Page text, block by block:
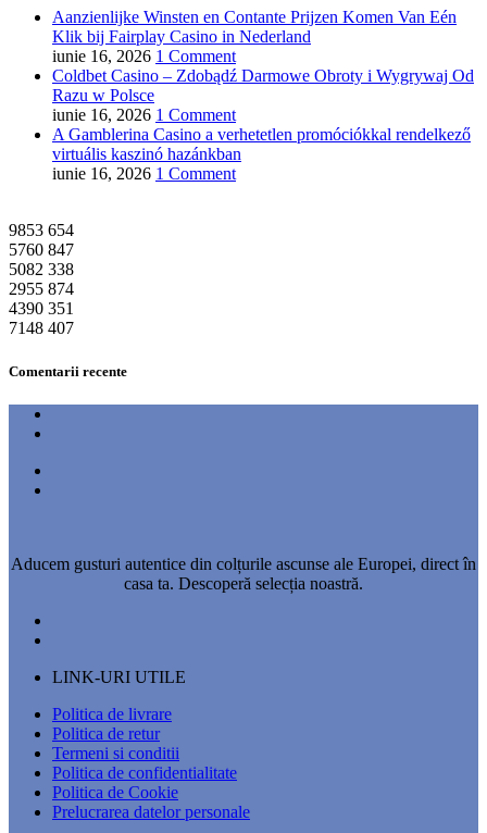
Aanzienlijke Winsten en Contante Prijzen Komen Van Eén
Klik bij Fairplay Casino in Nederland
iunie 16, 2026 1 Comment
Coldbet Casino – Zdobądź Darmowe Obroty i Wygrywaj Od
Razu w Polsce
iunie 16, 2026 1 Comment
A Gamblerina Casino a verhetetlen promóciókkal rendelkező
virtuális kaszinó hazánkban
iunie 16, 2026 1 Comment
9853 654
5760 847
5082 338
2955 874
4390 351
7148 407
Comentarii recente
Aducem gusturi autentice din colțurile ascunse ale Europei, direct în
casa ta. Descoperă selecția noastră.
LINK-URI UTILE
Politica de livrare
Politica de retur
Termeni si conditii
Politica de confidentialitate
Politica de Cookie
Prelucrarea datelor personale